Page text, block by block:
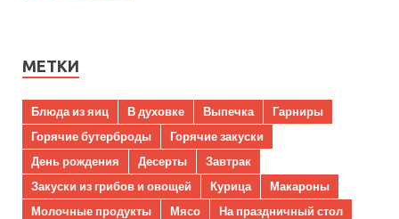
МЕТКИ
Блюда из яиц В духовке Выпечка
Гарниры
Горячие бутерброды
Горячие закуски
День рождения
Десерты
Завтрак
Закуски из грибов и овощей
Курица
Макароны
Молочные продукты
Мясо
На праздничный стол